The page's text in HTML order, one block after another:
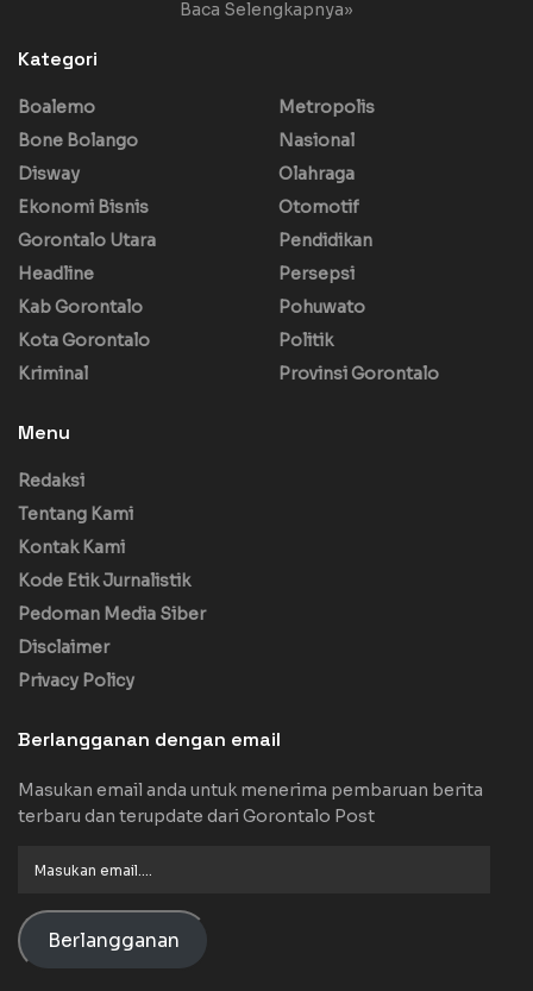
Baca Selengkapnya»
Kategori
Boalemo
Bone Bolango
Disway
Ekonomi Bisnis
Gorontalo Utara
Headline
Kab Gorontalo
Kota Gorontalo
Kriminal
Metropolis
Nasional
Olahraga
Otomotif
Pendidikan
Persepsi
Pohuwato
Politik
Provinsi Gorontalo
Menu
Redaksi
Tentang Kami
Kontak Kami
Kode Etik Jurnalistik
Pedoman Media Siber
Disclaimer
Privacy Policy
Berlangganan dengan email
Masukan email anda untuk menerima pembaruan berita
terbaru dan terupdate dari Gorontalo Post
Berlangganan